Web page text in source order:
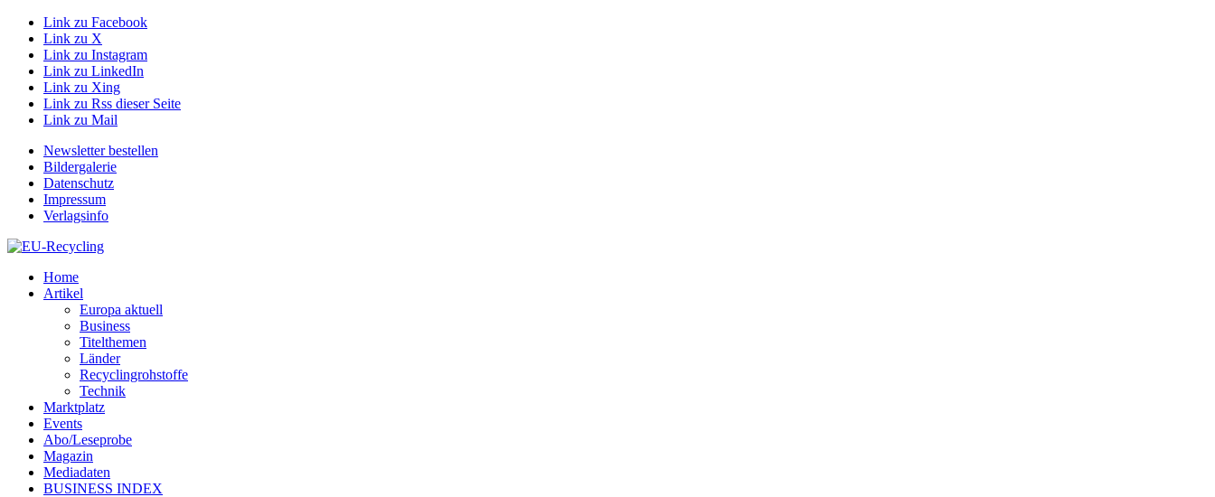
Link zu Facebook
Link zu X
Link zu Instagram
Link zu LinkedIn
Link zu Xing
Link zu Rss dieser Seite
Link zu Mail
Newsletter bestellen
Bildergalerie
Datenschutz
Impressum
Verlagsinfo
Home
Artikel
Europa aktuell
Business
Titelthemen
Länder
Recyclingrohstoffe
Technik
Marktplatz
Events
Abo/Leseprobe
Magazin
Mediadaten
BUSINESS INDEX